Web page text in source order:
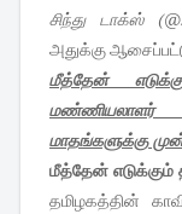
சிந்து டாக்ஸ்
அதுக்கு
மீத்தேன்
மண்ணியலாளர்
மாதங்களுக்கு முன்
மீத்தேன்
தமிழகத்தின்